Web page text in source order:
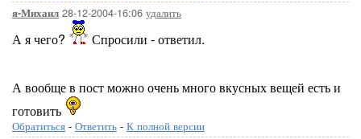
я-Михаил 28-12-2004-16:06 удалить
А я чего? Спросили - ответил.
А вообще в пост можно очень много вкусных вещей есть и
готовить
Обратиться - Ответить - К полной версии